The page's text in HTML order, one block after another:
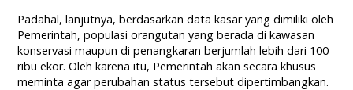
Padahal, lanjutnya, berdasarkan data kasar yang dimiliki oleh
Pemerintah, populasi orangutan yang berada di kawasan
konservasi maupun di penangkaran berjumlah lebih dari 100
ribu ekor. Oleh karena itu, Pemerintah akan secara khusus
meminta agar perubahan status tersebut dipertimbangkan.